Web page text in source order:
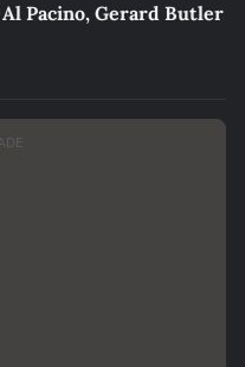
Pacino, Gerard Butler